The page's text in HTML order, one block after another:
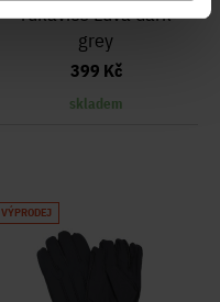
rukavice Luva dark
grey
399 Kč
skladem
VÝPRODEJ